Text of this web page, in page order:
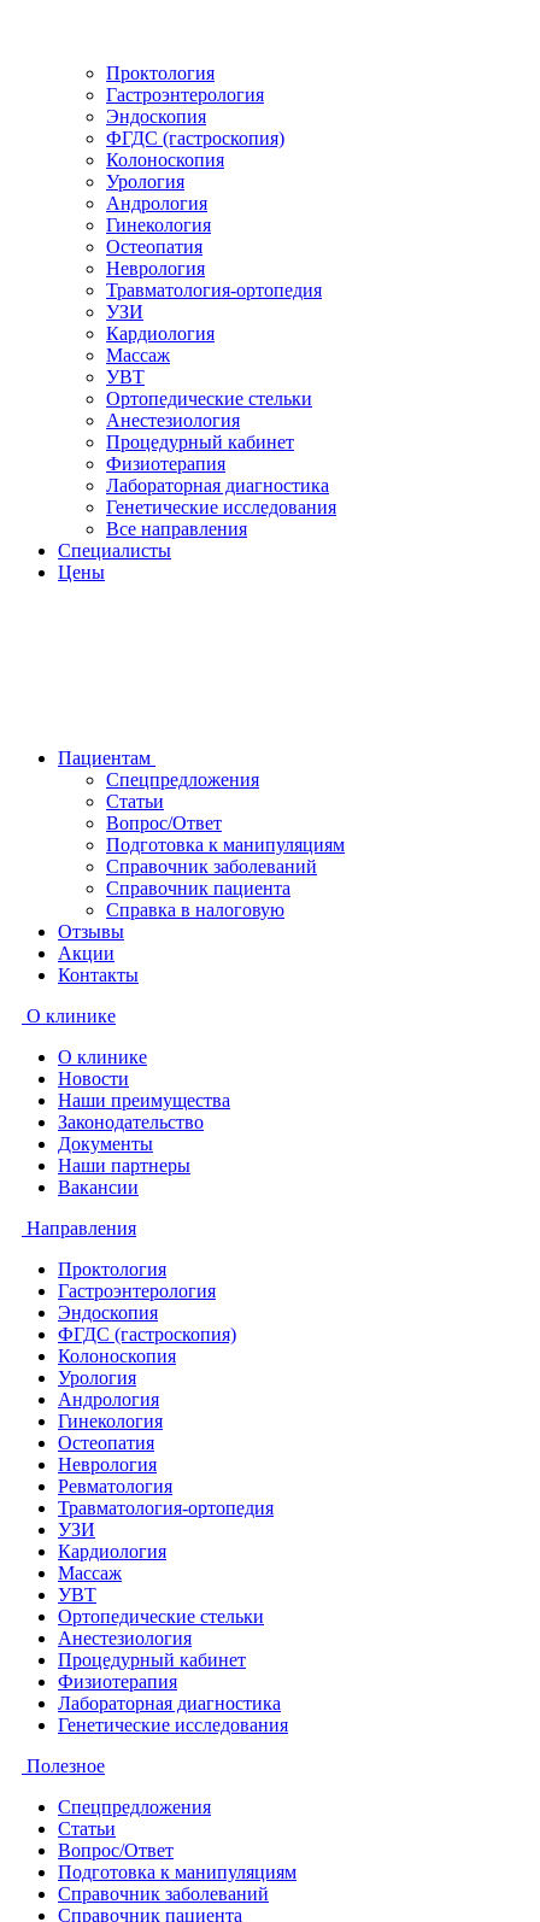
Проктология
Гастроэнтерология
Эндоскопия
ФГДС (гастроскопия)
Колоноскопия
Урология
Андрология
Гинекология
Остеопатия
Неврология
Травматология-ортопедия
УЗИ
Кардиология
Массаж
УВТ
Ортопедические стельки
Анестезиология
Процедурный кабинет
Физиотерапия
Лабораторная диагностика
Генетические исследования
Все направления
Специалисты
Цены
Пациентам
Спецпредложения
Статьи
Вопрос/Ответ
Подготовка к манипуляциям
Справочник заболеваний
Справочник пациента
Справка в налоговую
Отзывы
Акции
Контакты
О клинике
О клинике
Новости
Наши преимущества
Законодательство
Документы
Наши партнеры
Вакансии
Направления
Проктология
Гастроэнтерология
Эндоскопия
ФГДС (гастроскопия)
Колоноскопия
Урология
Андрология
Гинекология
Остеопатия
Неврология
Ревматология
Травматология-ортопедия
УЗИ
Кардиология
Массаж
УВТ
Ортопедические стельки
Анестезиология
Процедурный кабинет
Физиотерапия
Лабораторная диагностика
Генетические исследования
Полезное
Спецпредложения
Статьи
Вопрос/Ответ
Подготовка к манипуляциям
Справочник заболеваний
Справочник пациента